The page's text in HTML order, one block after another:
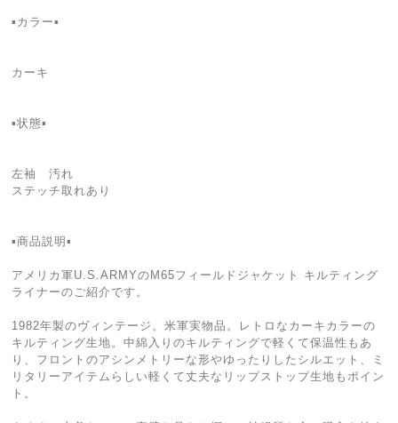
▪️カラー▪️
カーキ
▪️状態▪️
左袖 汚れ
ステッチ取れあり
▪️商品説明▪️
アメリカ軍U.S.ARMYのM65フィールドジャケット キルティング
ライナーのご紹介です。
1982年製のヴィンテージ。米軍実物品。レトロなカーキカラーの
キルティング生地。中綿入りのキルティングで軽くて保温性もあ
り、フロントのアシンメトリーな形やゆったりしたシルエット、ミ
リタリーアイテムらしい軽くて丈夫なリップストップ生地もポイン
ト。